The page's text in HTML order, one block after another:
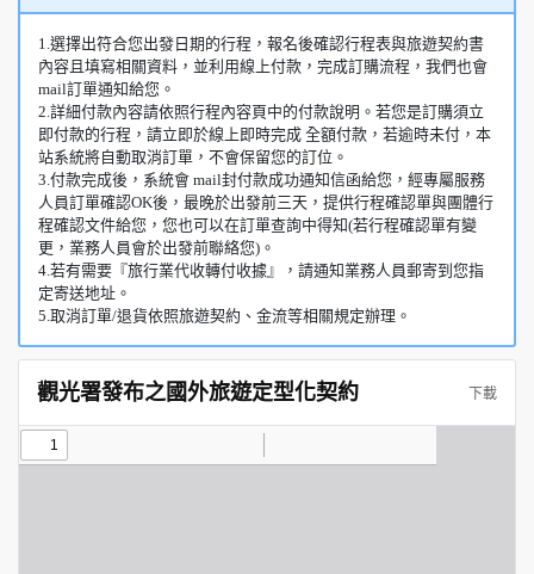
1.選擇出符合您出發日期的行程，報名後確認行程表與旅遊契約書
內容且填寫相關資料，並利用線上付款，完成訂購流程，我們也會
mail訂單通知給您。
2.詳細付款內容請依照行程內容頁中的付款說明。若您是訂購須立
即付款的行程，請立即於線上即時完成 全額付款，若逾時未付，本
站系統將自動取消訂單，不會保留您的訂位。
3.付款完成後，系統會 mail封付款成功通知信函給您，經專屬服務
人員訂單確認OK後，最晚於出發前三天，提供行程確認單與團體行
程確認文件給您，您也可以在訂單查詢中得知(若行程確認單有變
更，業務人員會於出發前聯絡您)。
4.若有需要『旅行業代收轉付收據』，請通知業務人員郵寄到您指
定寄送地址。
5.取消訂單/退貨依照旅遊契約、金流等相關規定辦理。
觀光署發布之國外旅遊定型化契約 下載